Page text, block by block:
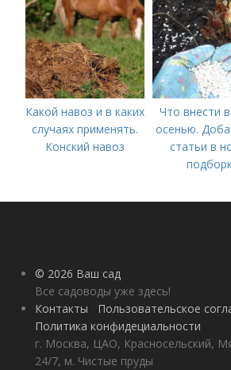
(СОВЕТЫ
Какой навоз и в каких
случаях применять.
Конский навоз
Что внести
осенью.
статьи в
© 2026 Ваш сад
Все садоводы уже здесь!
Контакты
Пользовательское
Политика конфидециальности
г. Москва, ЦАО, Красносельский,
24/7, м. Чистые пруды